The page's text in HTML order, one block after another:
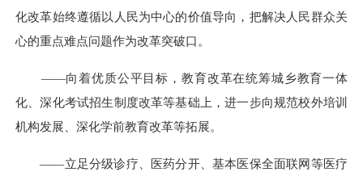
化改革始终遵循以人民为中心的价值导向，把解决人民群众关
心的重点难点问题作为改革突破口。
——向着优质公平目标，教育改革在统筹城乡教育一体
化、深化考试招生制度改革等基础上，进一步向规范校外培训
机构发展、深化学前教育改革等拓展。
——立足分级诊疗、医药分开、基本医保全面联网等医疗